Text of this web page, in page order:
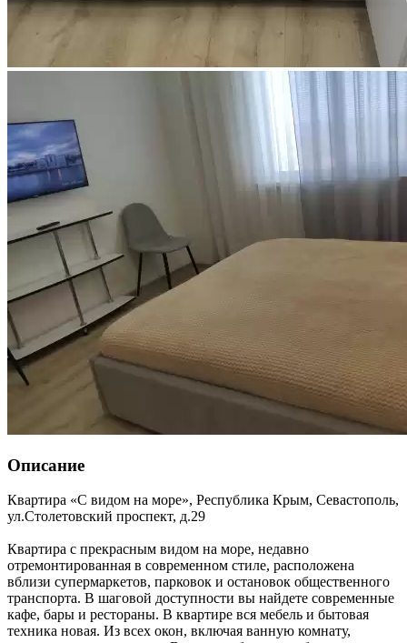
Описание
Квартира «С видом на море», Республика Крым, Севастополь,
ул.Столетовский проспект, д.29
Квартира с прекрасным видом на море, недавно
отремонтированная в современном стиле, расположена
вблизи супермаркетов, парковок и остановок общественного
транспорта. В шаговой доступности вы найдете современные
кафе, бары и рестораны. В квартире вся мебель и бытовая
техника новая. Из всех окон, включая ванную комнату,